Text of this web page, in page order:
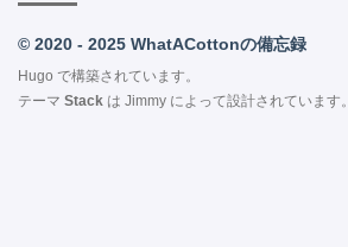
© 2020 - 2025 WhatACottonの備忘録
Hugo で構築されています。
テーマ Stack は Jimmy によって設計されています。